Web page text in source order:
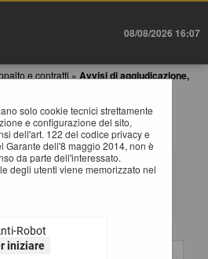
08/08/2026 16:07
e contratti » Avvisi di aggiudicazione,
solo cookie tecnici strettamente
e configurazione del sito,
dell'art. 122 del codice privacy e
Garante dell'8 maggio 2014, non è
da parte dell'interessato.
degli utenti viene memorizzato nel
Robot
iniziare
ESITI E
sezione è possibile consultare gli
i tempi previsti dalla normativa dei